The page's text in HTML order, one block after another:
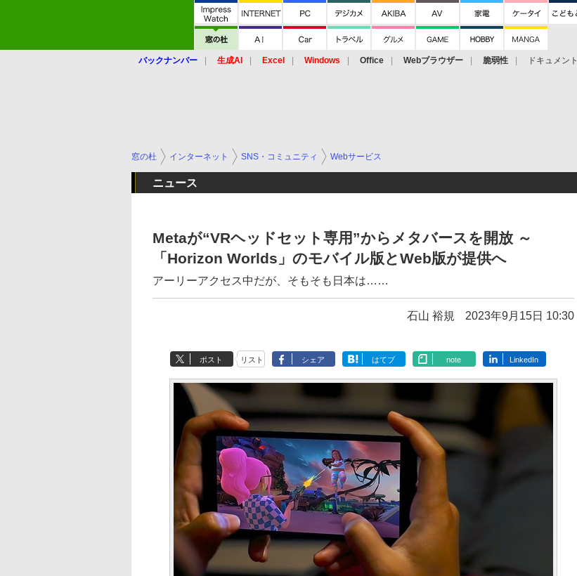
バックナンバー 生成AI Excel Windows Office Webブラウザー 脆弱性 ドキュメント
窓の杜 インターネット SNS・コミュニティ Webサービス
ニュース
Metaが“VRヘッドセット専用”からメタバースを開放 ～
「Horizon Worlds」のモバイル版とWeb版が提供へ
アーリーアクセス中だが、そもそも日本は……
石山 裕規 2023年9月15日 10:30
ポスト リスト シェア はてブ note LinkedIn